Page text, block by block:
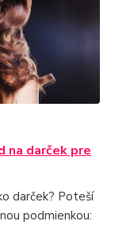
na darček pre
darček? Poteší
podmienkou: